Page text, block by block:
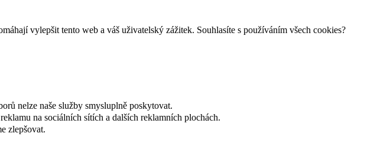
vylepšit tento web a váš uživatelský zážitek. Souhlasíte s používáním všech cookies?
nelze naše služby smysluplně poskytovat.
na sociálních sítích a dalších reklamních plochách.
zlepšovat.